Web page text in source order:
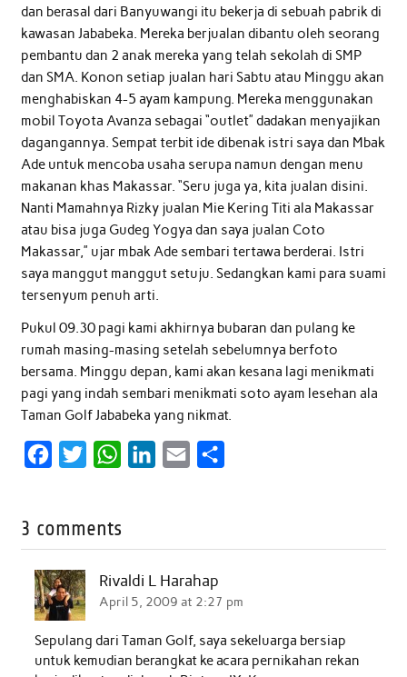
dan berasal dari Banyuwangi itu bekerja di sebuah pabrik di
kawasan Jababeka. Mereka berjualan dibantu oleh seorang
pembantu dan 2 anak mereka yang telah sekolah di SMP
dan SMA. Konon setiap jualan hari Sabtu atau Minggu akan
menghabiskan 4-5 ayam kampung. Mereka menggunakan
mobil Toyota Avanza sebagai “outlet” dadakan menyajikan
dagangannya. Sempat terbit ide dibenak istri saya dan Mbak
Ade untuk mencoba usaha serupa namun dengan menu
makanan khas Makassar. “Seru juga ya, kita jualan disini.
Nanti Mamahnya Rizky jualan Mie Kering Titi ala Makassar
atau bisa juga Gudeg Yogya dan saya jualan Coto
Makassar,” ujar mbak Ade sembari tertawa berderai. Istri
saya manggut manggut setuju. Sedangkan kami para suami
tersenyum penuh arti.
Pukul 09.30 pagi kami akhirnya bubaran dan pulang ke
rumah masing-masing setelah sebelumnya berfoto
bersama. Minggu depan, kami akan kesana lagi menikmati
pagi yang indah sembari menikmati soto ayam lesehan ala
Taman Golf Jababeka yang nikmat.
e
o
o
k
t
W
t
A
p
d
n
3 comments
Rivaldi L Harahap
April 5, 2009 at 2:27 pm
Sepulang dari Taman Golf, saya sekeluarga bersiap
untuk kemudian berangkat ke acara pernikahan rekan